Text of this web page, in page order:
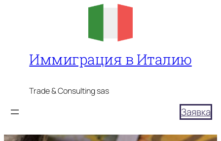
Иммиграция в Италию
Trade & Consulting sas
Заявка